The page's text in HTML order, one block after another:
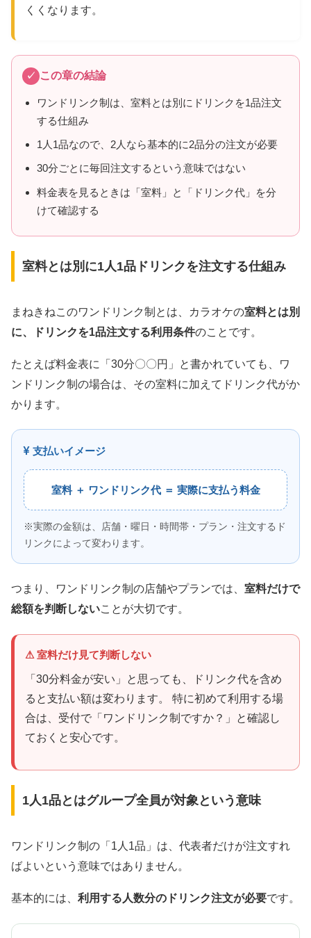
くくなります。
この章の結論
ワンドリンク制は、室料とは別にドリンクを1品注文
する仕組み
1人1品なので、2人なら基本的に2品分の注文が必要
30分ごとに毎回注文するという意味ではない
料金表を見るときは「室料」と「ドリンク代」を分
けて確認する
室料とは別に1人1品ドリンクを注文する仕組み
まねきねこのワンドリンク制とは、カラオケの室料とは別
に、ドリンクを1品注文する利用条件のことです。
たとえば料金表に「30分〇〇円」と書かれていても、ワ
ンドリンク制の場合は、その室料に加えてドリンク代がか
かります。
支払いイメージ
室料 ＋ ワンドリンク代 ＝ 実際に支払う料金
※実際の金額は、店舗・曜日・時間帯・プラン・注文するド
リンクによって変わります。
つまり、ワンドリンク制の店舗やプランでは、 室料だけで
総額を判断しないことが大切です。
室料だけ見て判断しない
「30分料金が安い」と思っても、ドリンク代を含め
ると支払い額は変わります。 特に初めて利用する場
合は、受付で「ワンドリンク制ですか？」と確認し
ておくと安心です。
1人1品とはグループ全員が対象という意味
ワンドリンク制の「1人1品」は、代表者だけが注文すれ
ばよいという意味ではありません。
基本的には、 利用する人数分のドリンク注文が必要です。